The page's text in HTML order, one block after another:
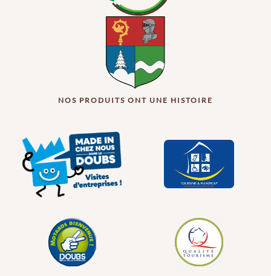
NOS PRODUITS ONT UNE HISTOIRE